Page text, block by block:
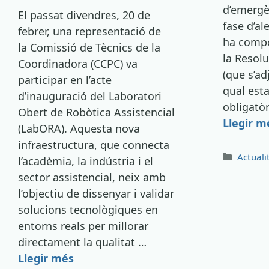
El passat divendres, 20 de
febrer, una representació de
la Comissió de Tècnics de la
Coordinadora (CCPC) va
participar en l’acte
d’inauguració del Laboratori
Obert de Robòtica Assistencial
(LabORA). Aquesta nova
infraestructura, que connecta
l’acadèmia, la indústria i el
sector assistencial, neix amb
l’objectiu de dissenyar i validar
solucions tecnològiques en
entorns reals per millorar
directament la qualitat …
Llegir més
fase
ha
la
(que
qual
Llegir